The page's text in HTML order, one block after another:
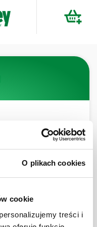
O plikach cookies
cookie
treści i